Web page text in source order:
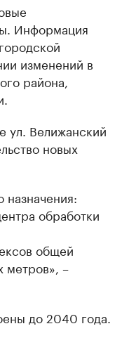
Информация
изменений в
района,
ул. Велижанский
новых
назначения:
обработки
общей
метров», –
до 2040 года.